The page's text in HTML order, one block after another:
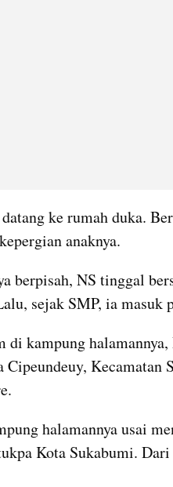
ke rumah duka.
anaknya.
berpisah, NS tinggal
sejak SMP, ia masuk
di kampung
Cipeundeuy, Kecamatan
halamannya usai
Kota Sukabumi.